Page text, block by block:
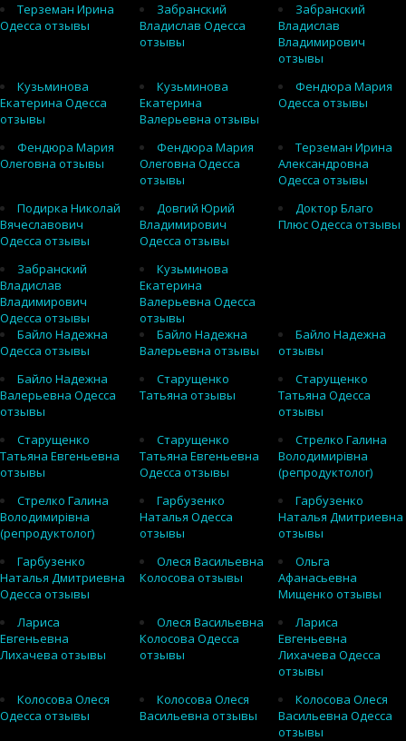
Терземан Ирина
Одесса отзывы
Забранский
Владислав Одесса
отзывы
Забранский
Владислав
Владимирович
отзывы
Кузьминова
Екатерина Одесса
отзывы
Кузьминова
Екатерина
Валерьевна отзывы
Фендюра Мария
Одесса отзывы
Фендюра Мария
Олеговна отзывы
Фендюра Мария
Олеговна Одесса
отзывы
Терземан Ирина
Александровна
Одесса отзывы
Подирка Николай
Вячеславович
Одесса отзывы
Довгий Юрий
Владимирович
Одесса отзывы
Доктор Благо
Плюс Одесса отзывы
Забранский
Владислав
Владимирович
Одесса отзывы
Кузьминова
Екатерина
Валерьевна Одесса
отзывы
Байло Надежна
Одесса отзывы
Байло Надежна
Валерьевна отзывы
Байло Надежна
отзывы
Байло Надежна
Валерьевна Одесса
отзывы
Старущенко
Татьяна отзывы
Старущенко
Татьяна Одесса
отзывы
Старущенко
Татьяна Евгеньевна
отзывы
Старущенко
Татьяна Евгеньевна
Одесса отзывы
Стрелко Галина
Володимирівна
(репродуктолог)
Стрелко Галина
Володимирівна
(репродуктолог)
Гарбузенко
Наталья Одесса
отзывы
Гарбузенко
Наталья Дмитриевна
отзывы
Гарбузенко
Наталья Дмитриевна
Одесса отзывы
Олеся Васильевна
Колосова отзывы
Ольга
Афанасьевна
Мищенко отзывы
Лариса
Евгеньевна
Лихачева отзывы
Олеся Васильевна
Колосова Одесса
отзывы
Лариса
Евгеньевна
Лихачева Одесса
отзывы
Колосова Олеся
Одесса отзывы
Колосова Олеся
Васильевна отзывы
Колосова Олеся
Васильевна Одесса
отзывы